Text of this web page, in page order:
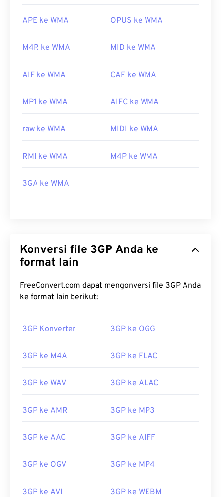
APE ke WMA OPUS ke WMA
M4R ke WMA MID ke WMA
AIF ke WMA CAF ke WMA
MP1 ke WMA AIFC ke WMA
raw ke WMA MIDI ke WMA
RMI ke WMA M4P ke WMA
3GA ke WMA
Konversi file 3GP Anda ke
format lain
FreeConvert.com dapat mengonversi file 3GP Anda
ke format lain berikut:
3GP Konverter 3GP ke OGG
3GP ke M4A 3GP ke FLAC
3GP ke WAV 3GP ke ALAC
3GP ke AMR 3GP ke MP3
3GP ke AAC 3GP ke AIFF
3GP ke OGV 3GP ke MP4
3GP ke AVI 3GP ke WEBM